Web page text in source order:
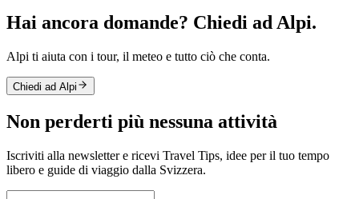
Hai ancora domande? Chiedi ad Alpi.
Alpi ti aiuta con i tour, il meteo e tutto ciò che conta.
Chiedi ad Alpi
Non perderti più nessuna attività
Iscriviti alla newsletter e ricevi Travel Tips, idee per il tuo tempo
libero e guide di viaggio dalla Svizzera.